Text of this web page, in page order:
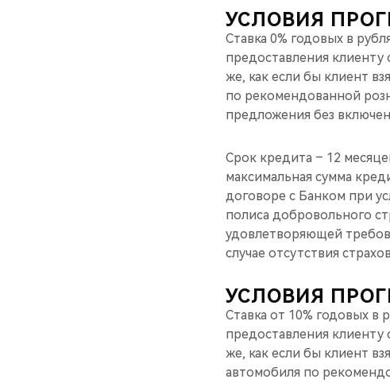
УСЛОВИЯ
Ставка 0% годовых в
предоставления клиенту
же, как если бы клиент
по рекомендованной
предложения без
Срок кредита – 12
максимальная сумма
договоре с Банком при
полиса добровольного
удовлетворяющей
случае отсутствия
УСЛОВИЯ
Ставка от 10% годовых в
предоставления клиенту
же, как если бы клиент
автомобиля по